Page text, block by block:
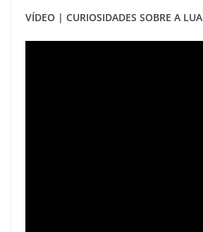
VÍDEO | CURIOSIDADES SOBRE A LUA